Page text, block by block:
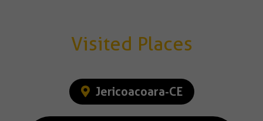
Visited Places
Jericoacoara-CE